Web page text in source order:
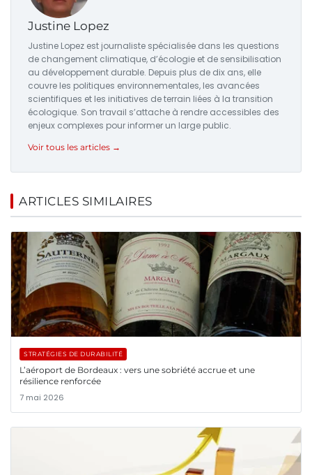
Justine Lopez
Justine Lopez est journaliste spécialisée dans les questions
de changement climatique, d’écologie et de sensibilisation
au développement durable. Depuis plus de dix ans, elle
couvre les politiques environnementales, les avancées
scientifiques et les initiatives de terrain liées à la transition
écologique. Son travail s’attache à rendre accessibles des
enjeux complexes pour informer un large public.
Voir tous les articles →
ARTICLES SIMILAIRES
STRATÉGIES DE DURABILITÉ
L’aéroport de Bordeaux : vers une sobriété accrue et une
résilience renforcée
7 mai 2026